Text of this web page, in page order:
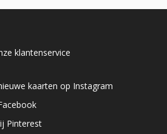
klantenservice
kaarten op Instagram
Pinterest